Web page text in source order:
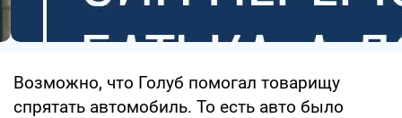
Возможно, что Голуб помогал товарищу
спрятать автомобиль. То есть авто было